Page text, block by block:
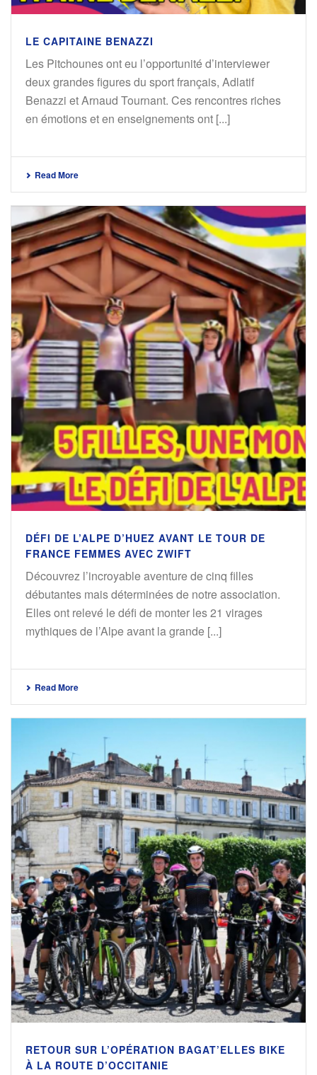
LE CAPITAINE BENAZZI
Les Pitchounes ont eu l’opportunité d’interviewer
deux grandes figures du sport français, Adlatif
Benazzi et Arnaud Tournant. Ces rencontres riches
en émotions et en enseignements ont [...]
Read More
DÉFI DE L’ALPE D’HUEZ AVANT LE TOUR DE
FRANCE FEMMES AVEC ZWIFT
Découvrez l’incroyable aventure de cinq filles
débutantes mais déterminées de notre association.
Elles ont relevé le défi de monter les 21 virages
mythiques de l’Alpe avant la grande [...]
Read More
RETOUR SUR L’OPÉRATION BAGAT’ELLES BIKE
À LA ROUTE D’OCCITANIE